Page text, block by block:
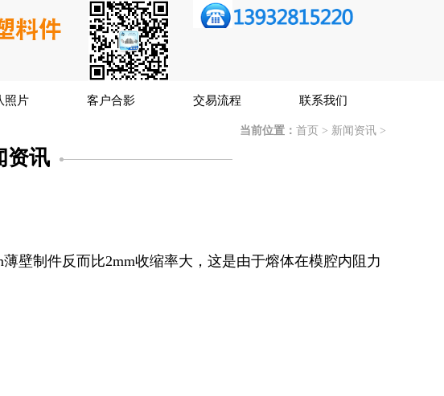
照片 客户合影 交易流程 联系我们
当前位置： 首页 > 新闻资讯 >
资讯
壁制件反而比2mm收缩率大，这是由于熔体在模腔内阻力